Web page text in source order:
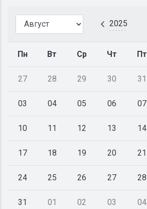
2025
Пн Вт Ср Чт Пт
27 28 29 30 31
03 04 05 06 07
10 11 12 13 14
17 18 19 20 21
24 25 26 27 28
31 01 02 03 04